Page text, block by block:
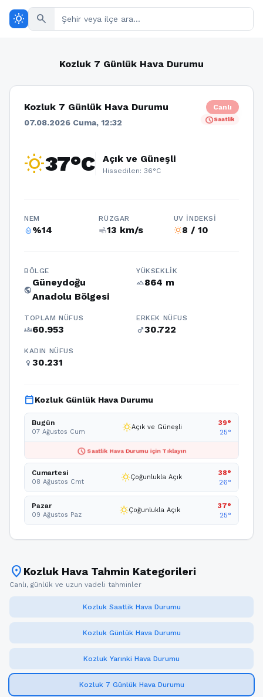
wb_sunny search
Kozluk 7 Günlük Hava Durumu
Kozluk 7 Günlük Hava Durumu
07.08.2026 Cuma, 12:32
Canlı
scheduleSaatlik
wb_sunny37°C Açık ve Güneşli
Hissedilen: 36°C
NEM
humidity_percentage%14
RÜZGAR
air13 km/s
UV İNDEKSI
wb_sunny8 / 10
BÖLGE
public
Güneydoğu
Anadolu Bölgesi
YÜKSEKLIK
terrain864 m
TOPLAM NÜFUS
groups60.953
ERKEK NÜFUS
male30.722
KADIN NÜFUS
female 30.231
calendar_todayKozluk Günlük Hava Durumu
Bugün
07 Ağustos Cum wb_sunnyAçık ve Güneşli
39°
25°
schedule Saatlik Hava Durumu için Tıklayın
Cumartesi
08 Ağustos Cmt wb_sunnyÇoğunlukla Açık
38°
26°
Pazar
09 Ağustos Paz wb_sunnyÇoğunlukla Açık
37°
25°
location_on Kozluk Hava Tahmin Kategorileri
Canlı, günlük ve uzun vadeli tahminler
Kozluk Saatlik Hava Durumu
Kozluk Günlük Hava Durumu
Kozluk Yarınki Hava Durumu
Kozluk 7 Günlük Hava Durumu